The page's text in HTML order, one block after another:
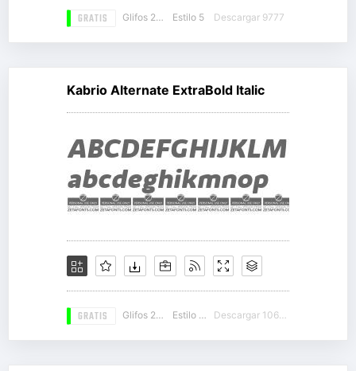
GRATIS Glifos 268 Estilo 5 Descargar 9777
Kabrio Alternate ExtraBold Italic
GRATIS Glifos 264 Estilo 14 Descargar 10634